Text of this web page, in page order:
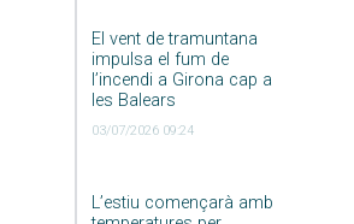
El vent de tramuntana
impulsa el fum de
l’incendi a Girona cap a
les Balears
03/07/2026 09:24
L’estiu començarà amb